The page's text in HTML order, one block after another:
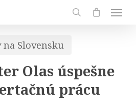
Slovensku
Olas úspešne
prácu